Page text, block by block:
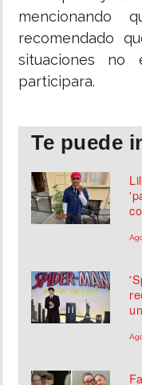
mencionando
recomendado
situaciones no
participara.
Te puede